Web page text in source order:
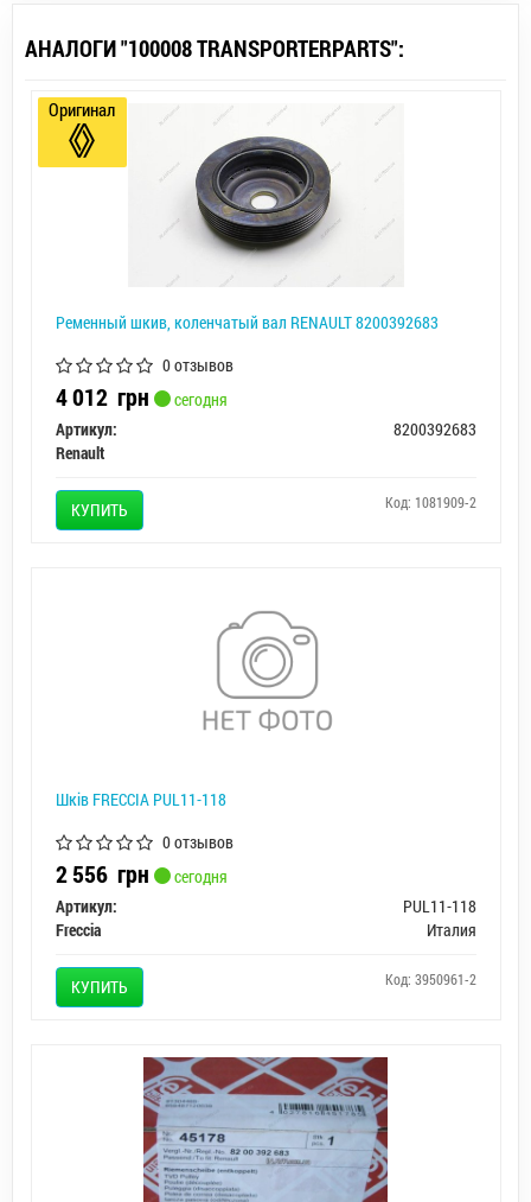
АНАЛОГИ "100008 TRANSPORTERPARTS":
Ременный шкив, коленчатый вал RENAULT 8200392683
0 отзывов
4 012 грн
сегодня
Артикул:
8200392683
Renault
КУПИТЬ Код: 1081909-2
Оригинал
Шків FRECCIA PUL11-118
0 отзывов
2 556 грн
сегодня
Артикул:
PUL11-118
Freccia
Италия
КУПИТЬ Код: 3950961-2